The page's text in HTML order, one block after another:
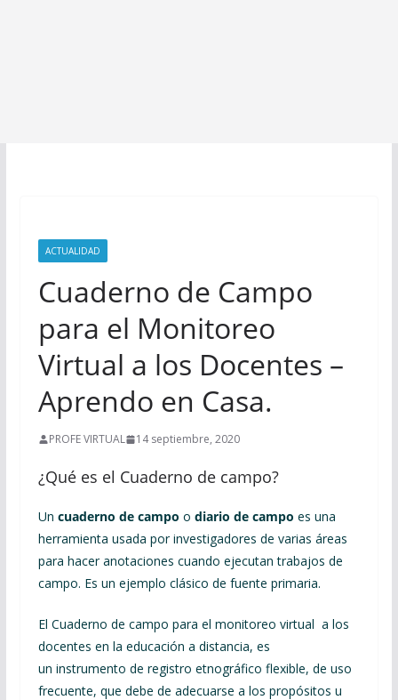
ACTUALIDAD
Cuaderno de Campo
para el Monitoreo
Virtual a los Docentes –
Aprendo en Casa.
PROFE VIRTUAL 14 septiembre, 2020
¿Qué es el Cuaderno de campo?
Un cuaderno de campo o diario de campo es una
herramienta usada por investigadores de varias áreas
para hacer anotaciones cuando ejecutan trabajos de
campo. Es un ejemplo clásico de fuente primaria.
El Cuaderno de campo para el monitoreo virtual a los
docentes en la educación a distancia, es
un instrumento de registro etnográfico flexible, de uso
frecuente, que debe de adecuarse a los propósitos u